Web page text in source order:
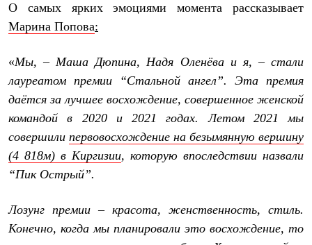
Футболки
Рубашки
Толстовки
Шорты
Утепленная пухом
Куртки
Брюки
Утепленная синтетикой
Куртки
Брюки
Штормовая одежда
Софтшелл одежда
Брюки
О самых ярких эмоциями момента рассказывает
Марина Попова:
«Мы, –Маша Дюпина, Надя Оленёва и я, – стали
лауреатом премии “Стальной ангел”. Эта премия
даётся за лучшее восхождение, совершенное женской
командой в 2020 и 2021 годах. Летом 2021 мы
совершили первовосхождение на безымянную вершину
(4 818м) в Киргизии, которую впоследствии назвали
“Пик Острый”.
Лозунг премии – красота, женственность, стиль.
Конечно, когда мы планировали это восхождение, то